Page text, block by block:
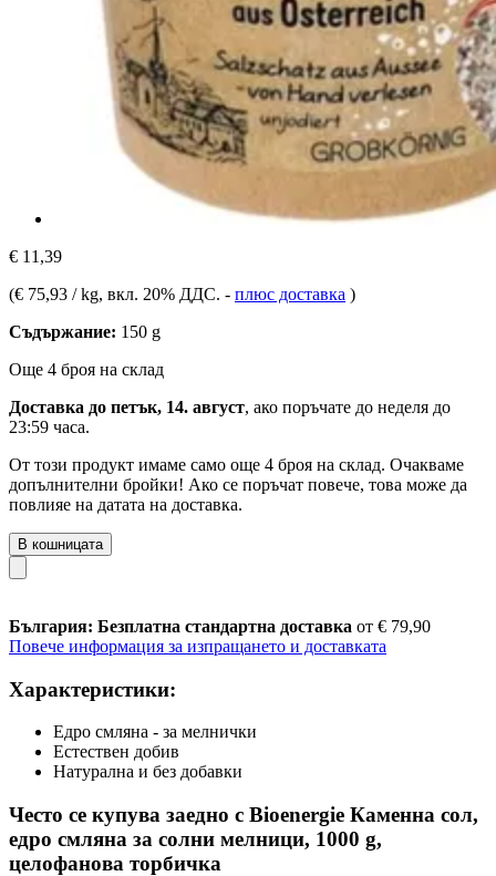
€ 11,39
(€ 75,93 / kg, вкл. 20% ДДС. - плюс доставка )
Съдържание: 150 g
Още 4 броя на склад
Доставка до петък, 14. август, ако поръчате до неделя до
23:59 часа.
От този продукт имаме само още 4 броя на склад. Очакваме
допълнителни бройки! Ако се поръчат повече, това може да
повлияе на датата на доставка.
В кошницата
България: Безплатна стандартна доставка от € 79,90
Повече информация за изпращането и доставката
Характеристики:
Едро смляна - за мелнички
Естествен добив
Натурална и без добавки
Често се купува заедно с Bioenergie Каменна сол,
едро смляна за солни мелници, 1000 g,
целофанова торбичка